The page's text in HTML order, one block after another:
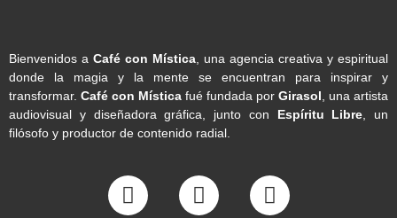
Bienvenidos a Café con Mística, una agencia creativa y espiritual
donde la magia y la mente se encuentran para inspirar y
transformar. Café con Mística fué fundada por Girasol, una artista
audiovisual y diseñadora gráfica, junto con Espíritu Libre, un
filósofo y productor de contenido radial.